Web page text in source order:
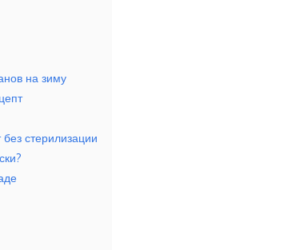
на зиму
стерилизации